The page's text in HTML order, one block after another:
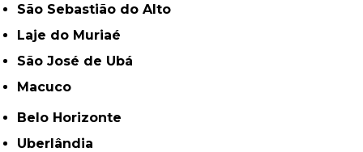
São Sebastião do Alto
Laje do Muriaé
São José de Ubá
Macuco
Belo Horizonte
Uberlândia